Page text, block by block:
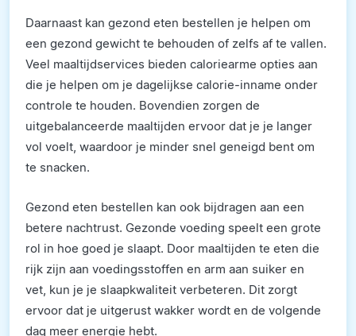
Daarnaast kan gezond eten bestellen je helpen om
een gezond gewicht te behouden of zelfs af te vallen.
Veel maaltijdservices bieden caloriearme opties aan
die je helpen om je dagelijkse calorie-inname onder
controle te houden. Bovendien zorgen de
uitgebalanceerde maaltijden ervoor dat je je langer
vol voelt, waardoor je minder snel geneigd bent om
te snacken.
Gezond eten bestellen kan ook bijdragen aan een
betere nachtrust. Gezonde voeding speelt een grote
rol in hoe goed je slaapt. Door maaltijden te eten die
rijk zijn aan voedingsstoffen en arm aan suiker en
vet, kun je je slaapkwaliteit verbeteren. Dit zorgt
ervoor dat je uitgerust wakker wordt en de volgende
dag meer energie hebt.